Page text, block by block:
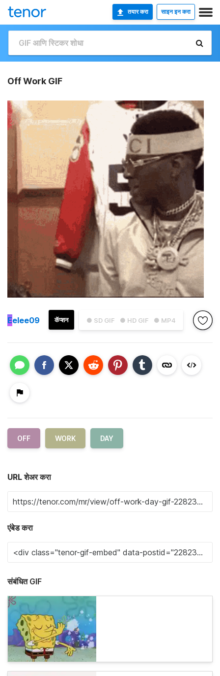
तयार करा साइन इन करा
Off Work GIF
● SD GIF ● HD GIF ● MP4
कॅप्शन
Eelee09
OFF WORK DAY
URL शेअर करा
एंबेड करा
संबंधित GIF